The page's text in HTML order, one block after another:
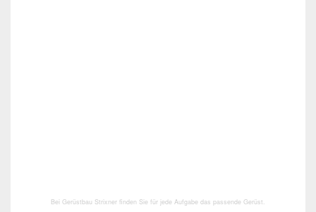
Bei Gerüstbau Strixner finden Sie für jede Aufgabe das passende Gerüst.